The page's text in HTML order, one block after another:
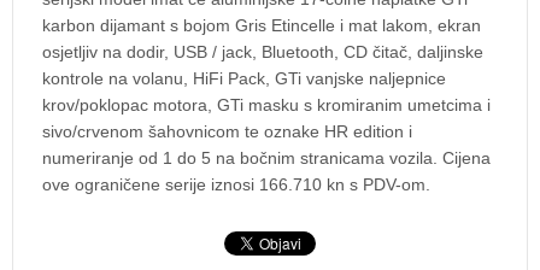
karbon dijamant s bojom Gris Etincelle i mat lakom, ekran
osjetljiv na dodir, USB / jack, Bluetooth, CD čitač, daljinske
kontrole na volanu, HiFi Pack, GTi vanjske naljepnice
krov/poklopac motora, GTi masku s kromiranim umetcima i
sivo/crvenom šahovnicom te oznake HR edition i
numeriranje od 1 do 5 na bočnim stranicama vozila. Cijena
ove ograničene serije iznosi 166.710 kn s PDV-om.